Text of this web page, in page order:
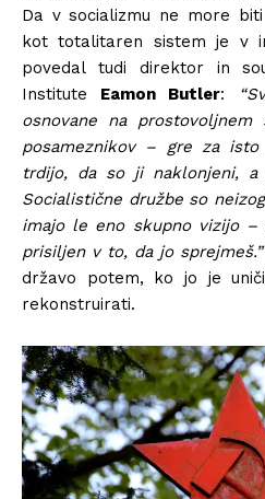
Da v socializmu ne more
kot totalitaren sistem je v
povedal tudi direktor in
Institute Eamon Butler:
osnovane na prostovoljnem
posameznikov – gre za
trdijo, da so ji naklonjeni,
Socialistične družbe so
imajo le eno skupno vizijo
prisiljen v to, da jo sprejmeš.”
državo potem, ko jo je
rekonstruirati.